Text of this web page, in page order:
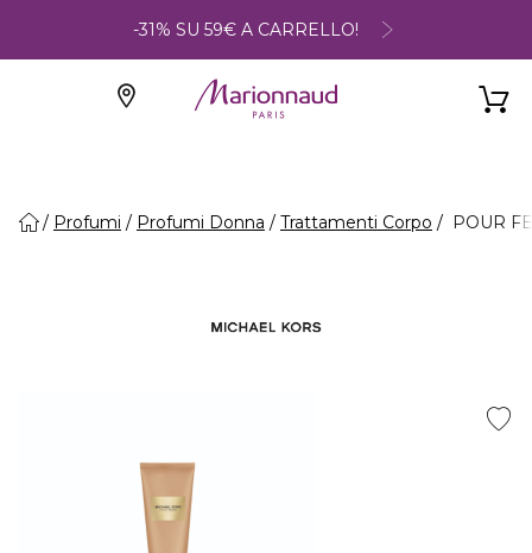
-31% SU 59€ A CARRELLO!
Profumi Profumi Donna Trattamenti Corpo POUR